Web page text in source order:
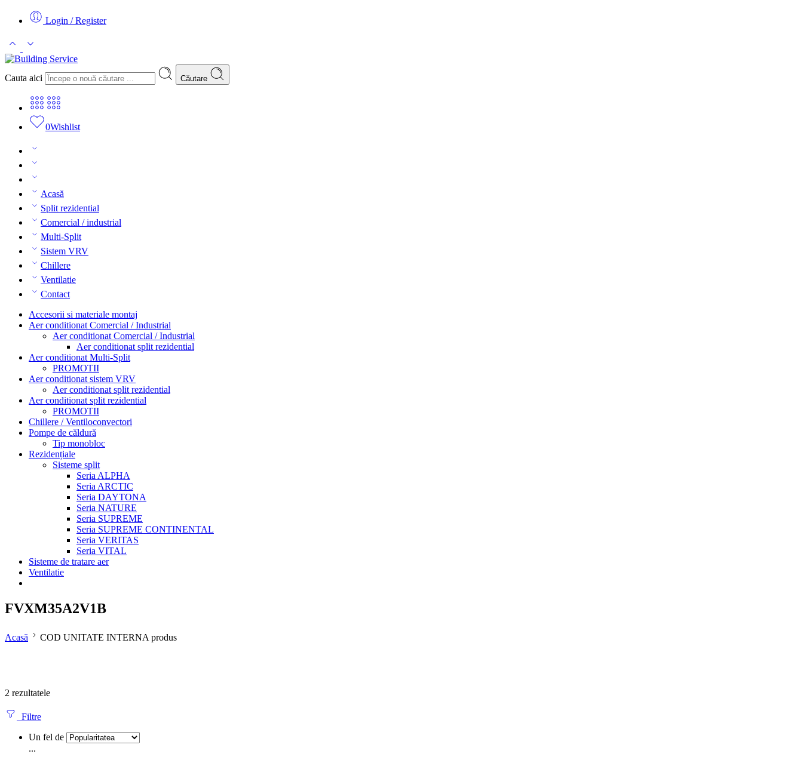
Login / Register
Cauta aici Căutare
0Wishlist
Acasă
Split rezidential
Comercial / industrial
Multi-Split
Sistem VRV
Chillere
Ventilatie
Contact
Accesorii si materiale montaj
Aer conditionat Comercial / Industrial
Aer conditionat Comercial / Industrial
Aer conditionat split rezidential
Aer conditionat Multi-Split
PROMOTII
Aer conditionat sistem VRV
Aer conditionat split rezidential
Aer conditionat split rezidential
PROMOTII
Chillere / Ventiloconvectori
Pompe de căldură
Tip monobloc
Rezidențiale
Sisteme split
Seria ALPHA
Seria ARCTIC
Seria DAYTONA
Seria NATURE
Seria SUPREME
Seria SUPREME CONTINENTAL
Seria VERITAS
Seria VITAL
Sisteme de tratare aer
Ventilatie
FVXM35A2V1B
Acasă COD UNITATE INTERNA produs
2 rezultatele
Filtre
Un fel de
...